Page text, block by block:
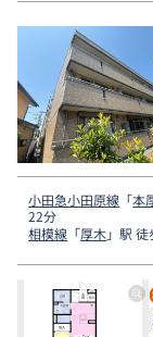
小田急小田原線 「本
22分
相模線 「厚木」駅